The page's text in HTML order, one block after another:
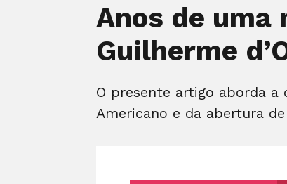
Anos de uma
Guilherme
O presente artigo aborda a
Americano e da abertura